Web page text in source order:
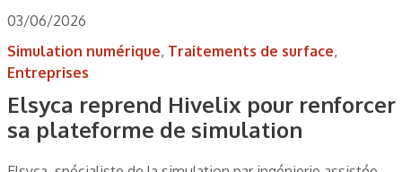
03/06/2026
Simulation numérique, Traitements de surface,
Entreprises
Elsyca reprend Hivelix pour renforcer
sa plateforme de simulation